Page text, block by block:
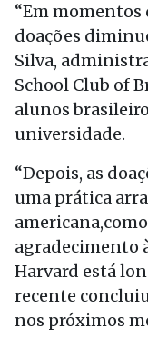
“Em momentos
doações
Silva,
School Club of
alunos
universidade.
“Depois, as
uma prática
agradecimento
Harvard está
recente
nos próximos